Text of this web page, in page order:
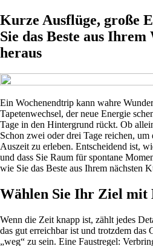
Kurze Ausflüge, große
Sie das Beste aus
heraus
Ein Wochenendtrip kann wahre
Tapetenwechsel, der neue Energie
Tage in den Hintergrund rückt. Ob
Schon zwei oder drei Tage reichen, um
Auszeit zu erleben. Entscheidend ist,
und dass Sie Raum für spontane
wie Sie das Beste aus Ihrem nächsten
Wählen Sie Ihr Ziel mit
Wenn die Zeit knapp ist, zählt jedes
das gut erreichbar ist und trotzdem
„weg“ zu sein. Eine Faustregel: